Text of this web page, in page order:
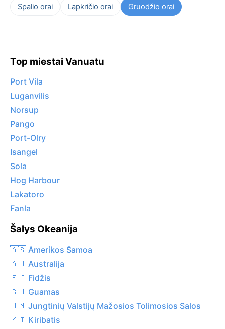
Spalio orai Lapkričio orai Gruodžio orai
Top miestai Vanuatu
Port Vila
Luganvilis
Norsup
Pango
Port-Olry
Isangel
Sola
Hog Harbour
Lakatoro
Fanla
Šalys Okeanija
🇦🇸 Amerikos Samoa
🇦🇺 Australija
🇫🇯 Fidžis
🇬🇺 Guamas
🇺🇲 Jungtinių Valstijų Mažosios Tolimosios Salos
🇰🇮 Kiribatis